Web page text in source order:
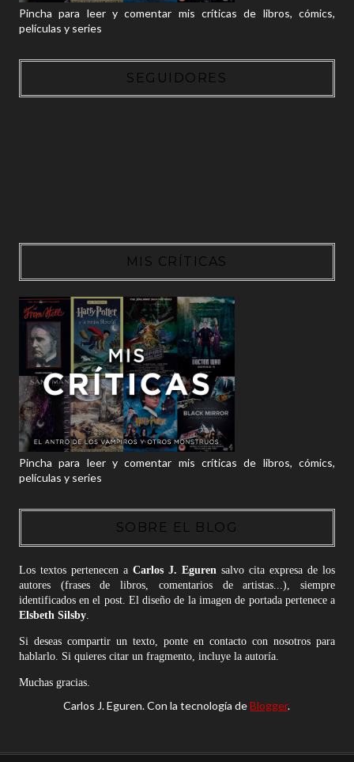
Pincha para leer y comentar mis críticas de libros, cómics,
películas y series
SEGUIDORES
MIS CRÍTICAS
Pincha para leer y comentar mis críticas de libros, cómics,
películas y series
SOBRE EL BLOG
Los textos pertenecen a Carlos J. Egurensalvo cita expresa de los
autores (frases de libros, comentarios de artistas...), siempre
identificados en el post. El diseño de la imagen de portada pertenece a
Elsbeth Silsby.
Si deseas compartir un texto, ponte en contacto con nosotros para
hablarlo. Si quieres citar un fragmento, incluye la autoría.
Muchas gracias.
Carlos J. Eguren. Con la tecnología deBlogger.